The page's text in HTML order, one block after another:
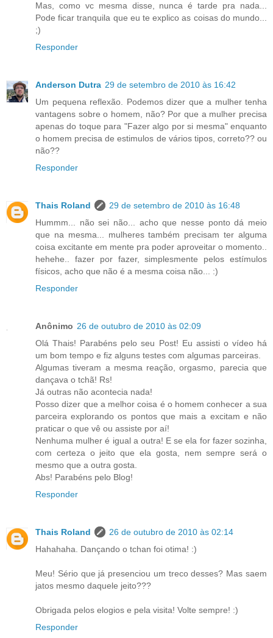
Mas, como vc mesma disse, nunca é tarde pra nada...
Pode ficar tranquila que eu te explico as coisas do mundo...
;)
Responder
Anderson Dutra 29 de setembro de 2010 às 16:42
Um pequena reflexão. Podemos dizer que a mulher tenha
vantagens sobre o homem, não? Por que a mulher precisa
apenas do toque para "Fazer algo por si mesma" enquanto
o homem precisa de estimulos de vários tipos, correto?? ou
não??
Responder
Thais Roland
29 de setembro de 2010 às 16:48
Hummm... não sei não... acho que nesse ponto dá meio
que na mesma... mulheres também precisam ter alguma
coisa excitante em mente pra poder aproveitar o momento..
hehehe.. fazer por fazer, simplesmente pelos estímulos
físicos, acho que não é a mesma coisa não... :)
Responder
Anônimo 26 de outubro de 2010 às 02:09
Olá Thais! Parabéns pelo seu Post! Eu assisti o vídeo há
um bom tempo e fiz alguns testes com algumas parceiras.
Algumas tiveram a mesma reação, orgasmo, parecia que
dançava o tchã! Rs!
Já outras não acontecia nada!
Posso dizer que a melhor coisa é o homem conhecer a sua
parceira explorando os pontos que mais a excitam e não
praticar o que vê ou assiste por aí!
Nenhuma mulher é igual a outra! E se ela for fazer sozinha,
com certeza o jeito que ela gosta, nem sempre será o
mesmo que a outra gosta.
Abs! Parabéns pelo Blog!
Responder
Thais Roland
26 de outubro de 2010 às 02:14
Hahahaha. Dançando o tchan foi otima! :)
Meu! Sério que já presenciou um treco desses? Mas saem
jatos mesmo daquele jeito???
Obrigada pelos elogios e pela visita! Volte sempre! :)
Responder